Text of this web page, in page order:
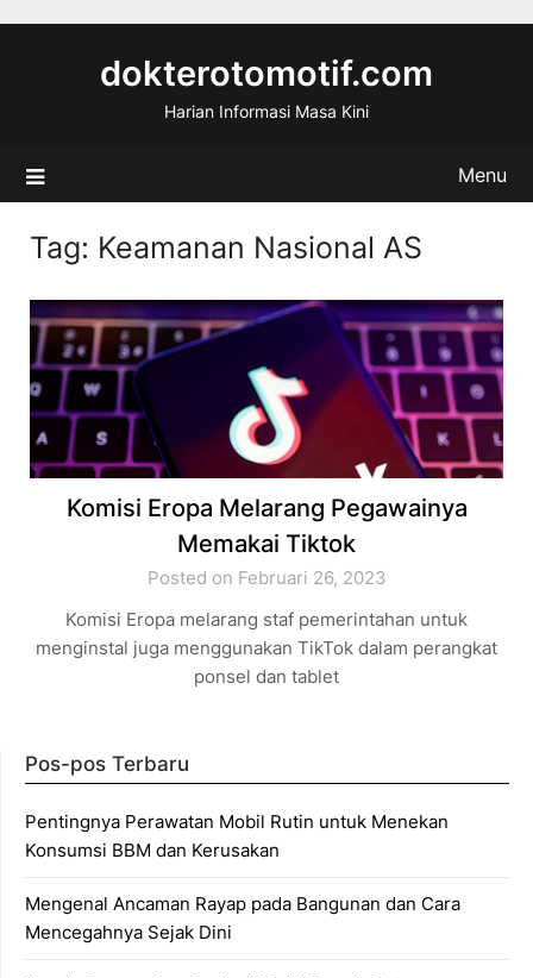
dokterotomotif.com
Harian Informasi Masa Kini
Menu
Tag: Keamanan Nasional AS
Komisi Eropa Melarang Pegawainya
Memakai Tiktok
Posted on Februari 26, 2023
Komisi Eropa melarang staf pemerintahan untuk
menginstal juga menggunakan TikTok dalam perangkat
ponsel dan tablet
Pos-pos Terbaru
Pentingnya Perawatan Mobil Rutin untuk Menekan
Konsumsi BBM dan Kerusakan
Mengenal Ancaman Rayap pada Bangunan dan Cara
Mencegahnya Sejak Dini